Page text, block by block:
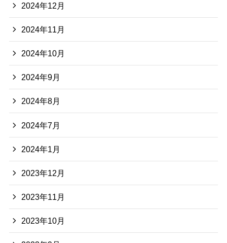
2024年12月
2024年11月
2024年10月
2024年9月
2024年8月
2024年7月
2024年1月
2023年12月
2023年11月
2023年10月